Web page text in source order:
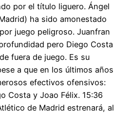
por el título liguero. Ángel
ha sido amonestado
juego peligroso. Juanfran
pero Diego Costa
fuera de juego. Es su
a que en los últimos años
efectivos ofensivos:
Costa y Joao Félix. 15:36
de Madrid estrenará, al